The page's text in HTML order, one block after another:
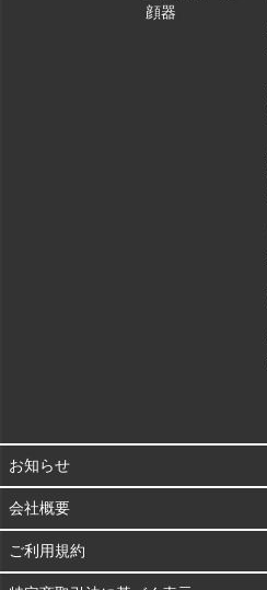
顔器
お知らせ
会社概要
ご利用規約